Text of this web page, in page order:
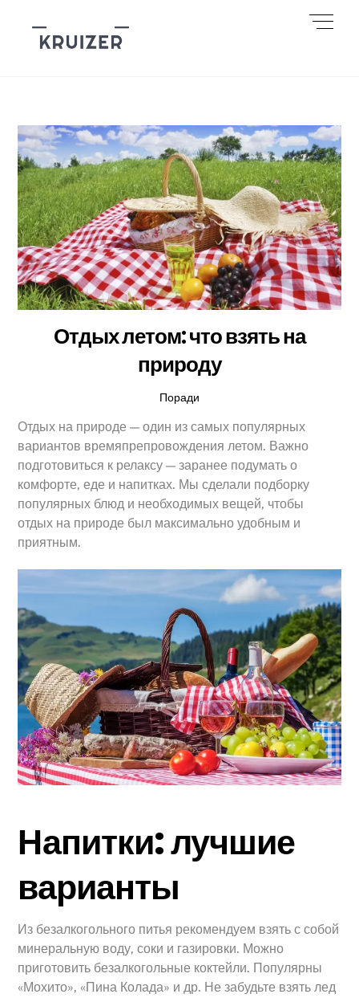
content
Отдых летом: что взять на
природу
Поради
Отдых на природе — один из самых популярных
вариантов времяпрепровождения летом. Важно
подготовиться к релаксу — заранее подумать о
комфорте, еде и напитках. Мы сделали подборку
популярных блюд и необходимых вещей, чтобы
отдых на природе был максимально удобным и
приятным.
Напитки: лучшие
варианты
Из безалкогольного питья рекомендуем взять с собой
минеральную воду, соки и газировки. Можно
приготовить безалкогольные коктейли. Популярны
«Мохито», «Пина Колада» и др. Не забудьте взять лед